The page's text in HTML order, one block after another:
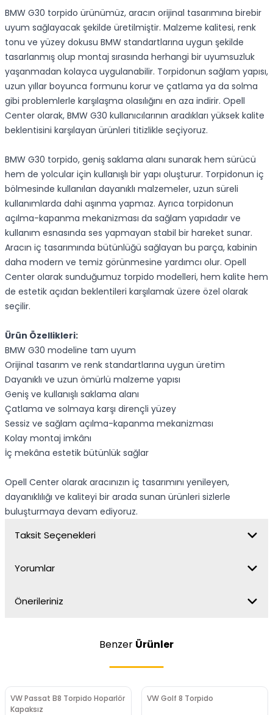
BMW G30 torpido ürünümüz, aracın orijinal tasarımına birebir
uyum sağlayacak şekilde üretilmiştir. Malzeme kalitesi, renk
tonu ve yüzey dokusu BMW standartlarına uygun şekilde
tasarlanmış olup montaj sırasında herhangi bir uyumsuzluk
yaşanmadan kolayca uygulanabilir. Torpidonun sağlam yapısı,
uzun yıllar boyunca formunu korur ve çatlama ya da solma
gibi problemlerle karşılaşma olasılığını en aza indirir. Opell
Center olarak, BMW G30 kullanıcılarının aradıkları yüksek kalite
beklentisini karşılayan ürünleri titizlikle seçiyoruz.
BMW G30 torpido, geniş saklama alanı sunarak hem sürücü
hem de yolcular için kullanışlı bir yapı oluşturur. Torpidonun iç
bölmesinde kullanılan dayanıklı malzemeler, uzun süreli
kullanımlarda dahi aşınma yapmaz. Ayrıca torpidonun
açılma-kapanma mekanizması da sağlam yapıdadır ve
kullanım esnasında ses yapmayan stabil bir hareket sunar.
Aracın iç tasarımında bütünlüğü sağlayan bu parça, kabinin
daha modern ve temiz görünmesine yardımcı olur. Opell
Center olarak sunduğumuz torpido modelleri, hem kalite hem
de estetik açıdan beklentileri karşılamak üzere özel olarak
seçilir.
Ürün Özellikleri:
BMW G30 modeline tam uyum
Orijinal tasarım ve renk standartlarına uygun üretim
Dayanıklı ve uzun ömürlü malzeme yapısı
Geniş ve kullanışlı saklama alanı
Çatlama ve solmaya karşı dirençli yüzey
Sessiz ve sağlam açılma-kapanma mekanizması
Kolay montaj imkânı
İç mekâna estetik bütünlük sağlar
Opell Center olarak aracınızın iç tasarımını yenileyen,
dayanıklılığı ve kaliteyi bir arada sunan ürünleri sizlerle
buluşturmaya devam ediyoruz.
Taksit Seçenekleri
Yorumlar
Önerileriniz
Benzer Ürünler
VW Passat B8 Torpido Hoparlör
Kapaksız
VW Golf 8 Torpido